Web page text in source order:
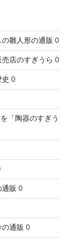
雛人形の通販 0
店のすぎうら 0
0
「陶器のすぎう
販 0
通販 0